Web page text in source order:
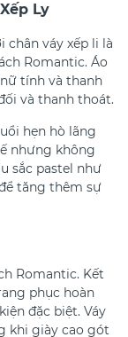
Ly
chân váy xếp li là
Romantic. Áo
tính và thanh
và thanh thoát.
hẹn hò lãng
nhưng không
sắc pastel như
tăng thêm sự
Romantic. Kết
phục hoàn
đặc biệt. Váy
khi giày cao gót